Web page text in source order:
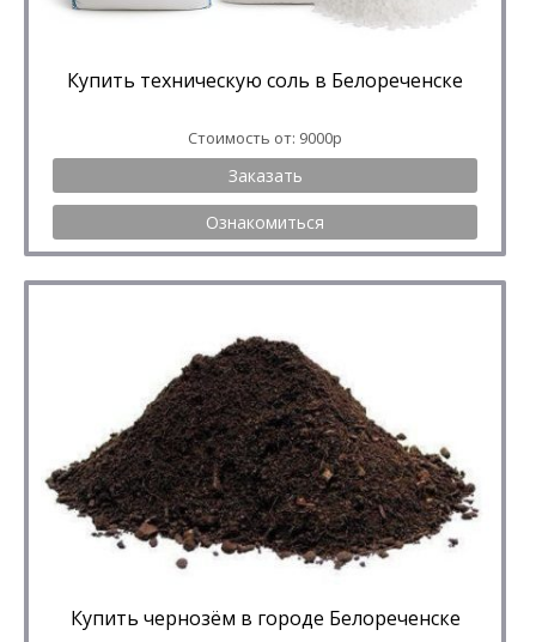
Купить техническую соль в Белореченске
Стоимость от: 9000р
Заказать
Ознакомиться
Купить чернозём в городе Белореченске